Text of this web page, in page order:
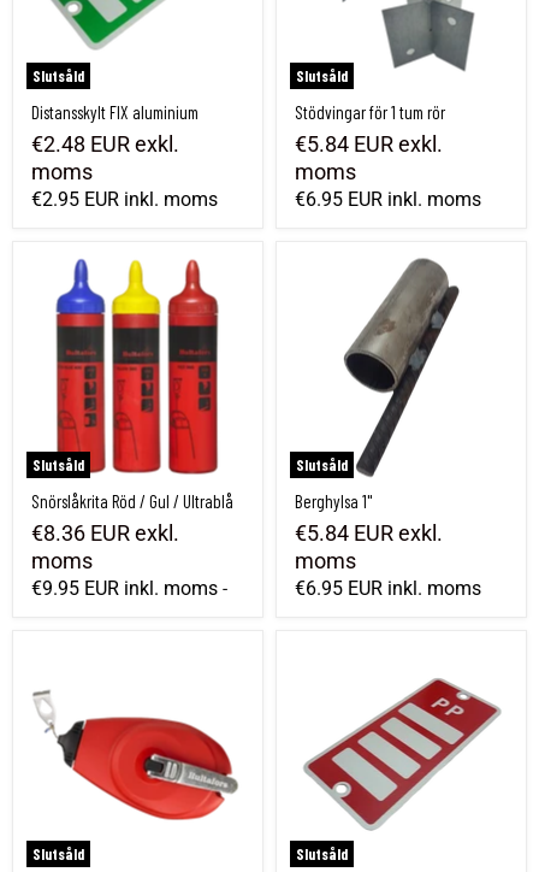
Slutsåld
Distansskylt FIX aluminium
€2.48 EURexkl.
moms
€2.95 EUR inkl. moms
Slutsåld
Stödvingar för 1 tum rör
€5.84 EURexkl.
moms
€6.95 EUR inkl. moms
Slutsåld
Snörslåkrita Röd / Gul / Ultrablå
Snörslåkrita Röd / Gul / Ultrablå
€8.36 EURexkl.
moms
€9.95 EUR inkl. moms -
Slutsåld
Berghylsa 1"
€5.84 EURexkl.
moms
€6.95 EUR inkl. moms
Slutsåld Slutsåld